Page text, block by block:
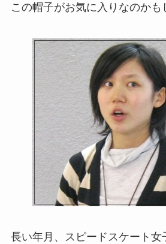
この帽子がお気に入りなのかも
長い年月、スピードスケート女